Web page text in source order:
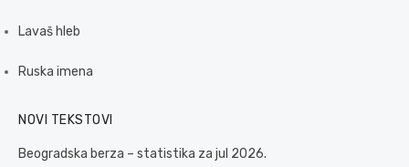
Lavaš hleb
Ruska imena
NOVI TEKSTOVI
Beogradska berza – statistika za jul 2026.